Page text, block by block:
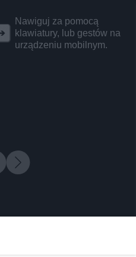
Nawiguj za pomocą
klawiatury, lub gestów na
urządzeniu mobilnym.